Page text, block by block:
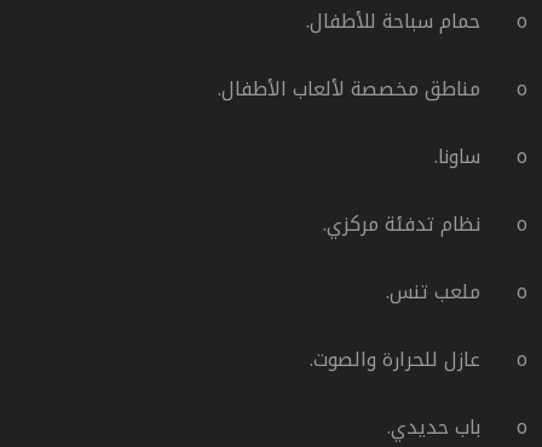
o
حمام سباحة للأطفال.
o
مناطق مخصصة لألعاب الأطفال.
o
ساونا.
o
نظام تدفئة مركزي.
o
ملعب تنس.
o
عازل للحرارة والصوت.
o
باب حديدي.